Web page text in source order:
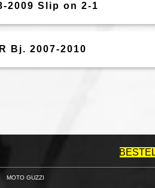
2009 Slip on 2-1
Bj. 2007-2010
MOTO GUZZI